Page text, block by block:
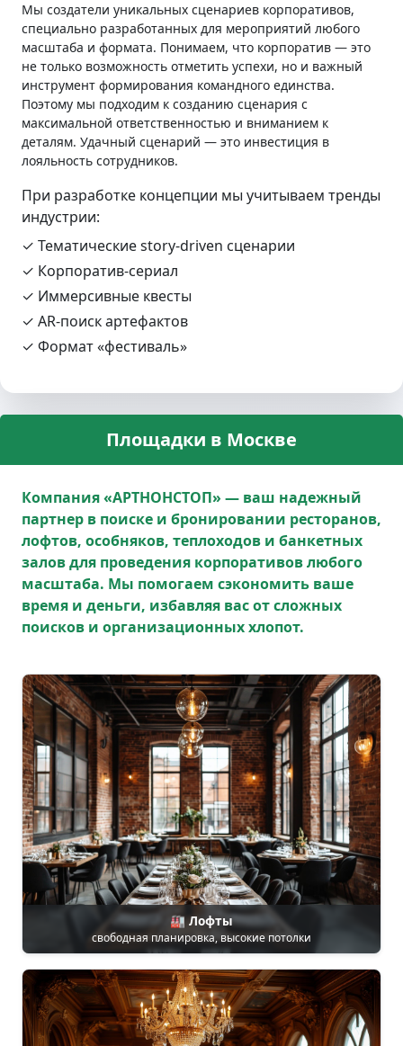
Мы создатели уникальных сценариев корпоративов,
специально разработанных для мероприятий любого
масштаба и формата. Понимаем, что корпоратив — это
не только возможность отметить успехи, но и важный
инструмент формирования командного единства.
Поэтому мы подходим к созданию сценария с
максимальной ответственностью и вниманием к
деталям. Удачный сценарий — это инвестиция в
лояльность сотрудников.
При разработке концепции мы учитываем тренды
индустрии:
✓ Тематические story‑driven сценарии
✓ Корпоратив‑сериал
✓ Иммерсивные квесты
✓ AR‑поиск артефактов
✓ Формат «фестиваль»
Площадки в Москве
Компания «АРТНОНСТОП» — ваш надежный
партнер в поиске и бронировании ресторанов,
лофтов, особняков, теплоходов и банкетных
залов для проведения корпоративов любого
масштаба. Мы помогаем сэкономить ваше
время и деньги, избавляя вас от сложных
поисков и организационных хлопот.
🏭 Лофты
свободная планировка, высокие потолки